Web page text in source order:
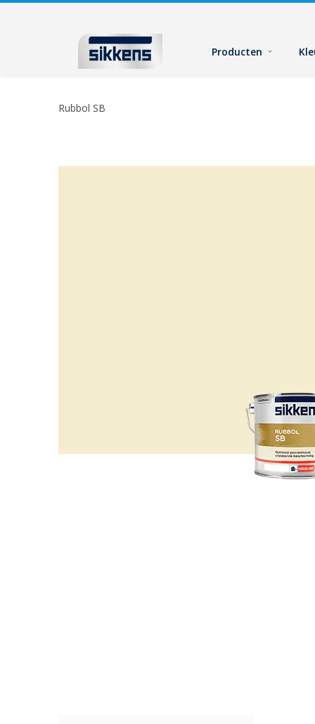
Producten
Rubbol SB